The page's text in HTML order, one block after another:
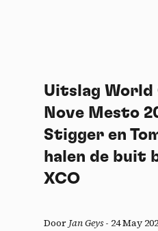
Uitslag World
Nove Mesto
Stigger en
halen de buit
XCO
Door Jan Geys- 24 May